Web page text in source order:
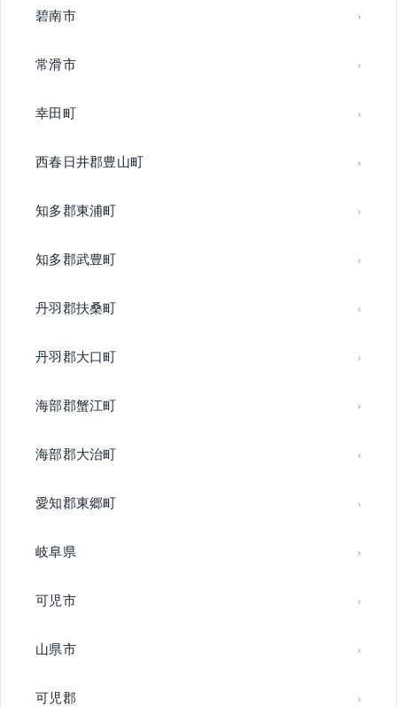
碧南市
常滑市
幸田町
西春日井郡豊山町
知多郡東浦町
知多郡武豊町
丹羽郡扶桑町
丹羽郡大口町
海部郡蟹江町
海部郡大治町
愛知郡東郷町
岐阜県
可児市
山県市
可児郡